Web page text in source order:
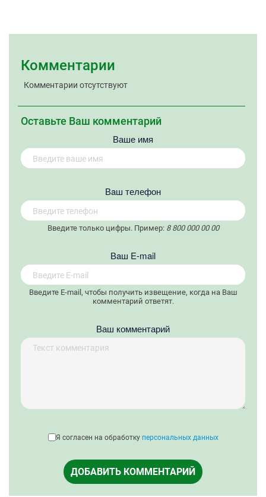
Комментарии
Комментарии отсутствуют
Оставьте Ваш комментарий
Ваше имя
Вaш телефон
Введите только цифры. Пример: 8 800 000 00 00
Вaш E-mail
Введите E-mail, чтобы получить извещение, когда на Ваш
комментарий ответят.
Ваш комментарий
Я согласен на обработку персональных данных
ДОБАВИТЬ КОММЕНТАРИЙ